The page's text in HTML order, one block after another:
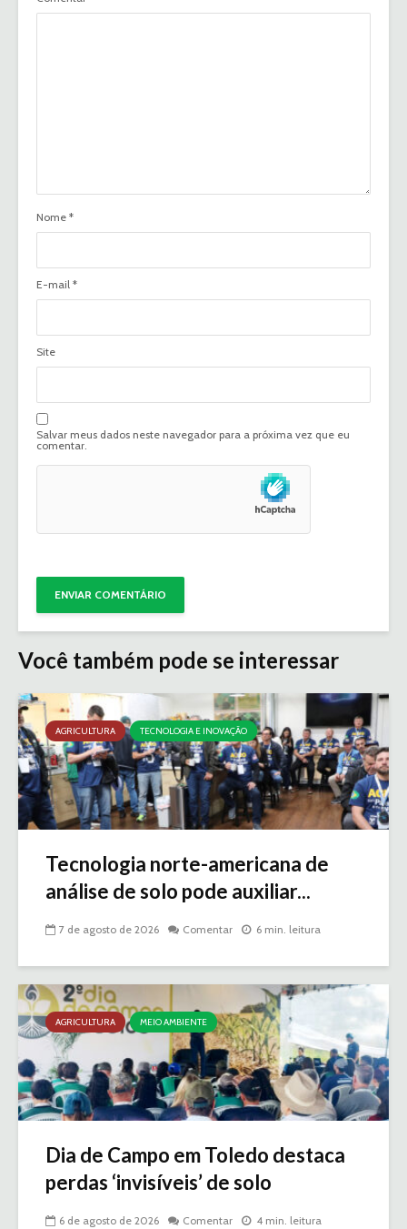
Nome *
E-mail *
Site
Salvar meus dados neste navegador para a próxima vez que eu
comentar.
Você também pode se interessar
AGRICULTURA TECNOLOGIA E INOVAÇÃO
Tecnologia norte-americana de
análise de solo pode auxiliar...
7 de agosto de 2026 Comentar 6 min. leitura
AGRICULTURA MEIO AMBIENTE
Dia de Campo em Toledo destaca
perdas ‘invisíveis’ de solo
6 de agosto de 2026 Comentar 4 min. leitura